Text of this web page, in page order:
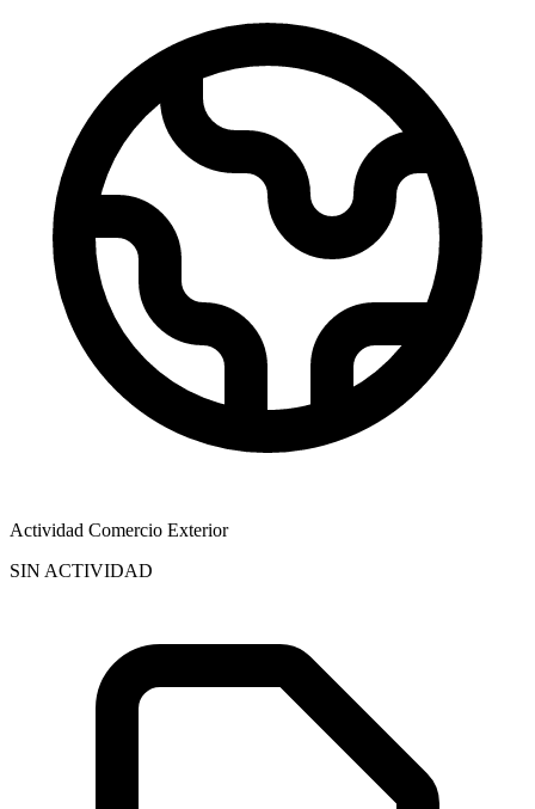
Actividad Comercio Exterior
SIN ACTIVIDAD